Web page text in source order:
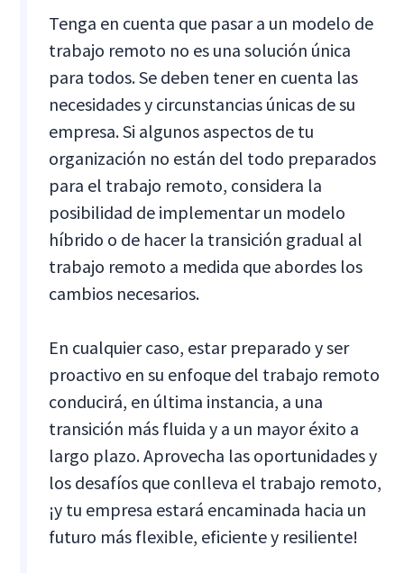
Tenga en cuenta que pasar a un modelo de
trabajo remoto no es una solución única
para todos. Se deben tener en cuenta las
necesidades y circunstancias únicas de su
empresa. Si algunos aspectos de tu
organización no están del todo preparados
para el trabajo remoto, considera la
posibilidad de implementar un modelo
híbrido o de hacer la transición gradual al
trabajo remoto a medida que abordes los
cambios necesarios.
En cualquier caso, estar preparado y ser
proactivo en su enfoque del trabajo remoto
conducirá, en última instancia, a una
transición más fluida y a un mayor éxito a
largo plazo. Aprovecha las oportunidades y
los desafíos que conlleva el trabajo remoto,
¡y tu empresa estará encaminada hacia un
futuro más flexible, eficiente y resiliente!